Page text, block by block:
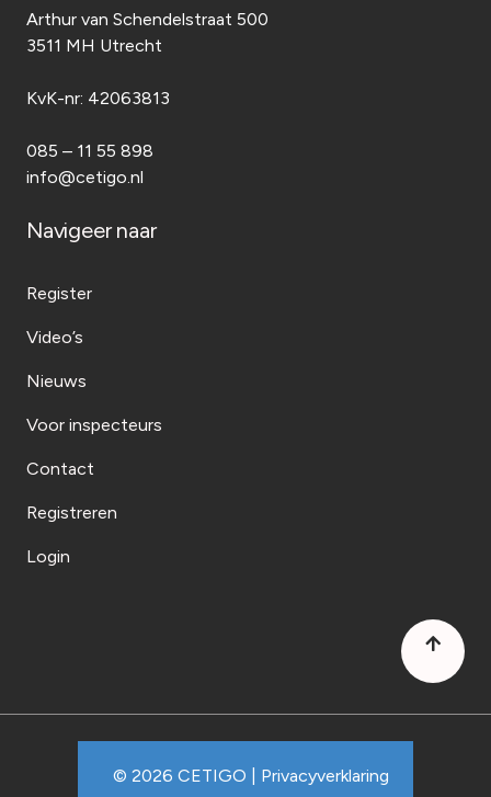
Arthur van Schendelstraat 500
3511 MH Utrecht
KvK-nr: 42063813
085 – 11 55 898
info@cetigo.nl
Navigeer naar
Register
Video’s
Nieuws
Voor inspecteurs
Contact
Registreren
Login
© 2026 CETIGO | Privacyverklaring